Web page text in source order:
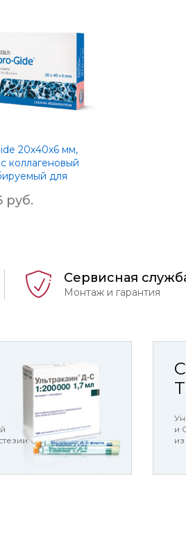
20х40x6 мм,
коллагеновый
для
руб.
Сервисная
Монтаж и гарантия
и